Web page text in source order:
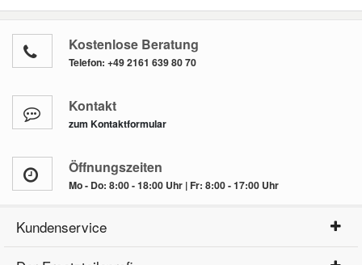
Kostenlose Beratung
Telefon: +49 2161 639 80 70
Kontakt
zum Kontaktformular
Öffnungszeiten
Mo - Do: 8:00 - 18:00 Uhr | Fr: 8:00 - 17:00 Uhr
Kundenservice